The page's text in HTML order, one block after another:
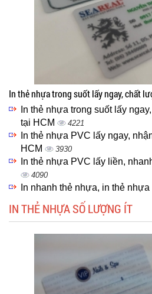
In thẻ nhựa trong suốt lấy ngay, chất
In thẻ nhựa trong suốt lấy
tại HCM
4221
In thẻ nhựa PVC lấy ngay,
HCM
3930
In thẻ nhựa PVC lấy liền,
4090
In nhanh thẻ nhựa, in thẻ
IN THẺ NHỰA SỐ LƯỢNG ÍT